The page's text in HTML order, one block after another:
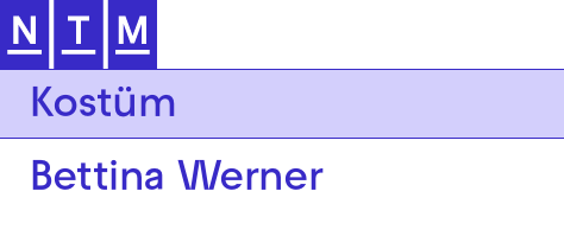
Zur Hauptnavigation springen
Kostüm
Bettina Werner